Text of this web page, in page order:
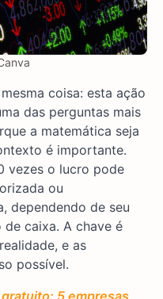
coisa: esta ação
das perguntas mais
a matemática seja
é importante.
vezes o lucro pode
ou
dependendo de seu
caixa. A chave é
e as
possível.